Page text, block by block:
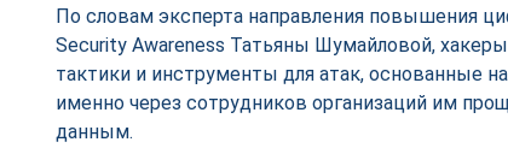
По словам эксперта направления повышения
Security Awareness Татьяны Шумайловой,
тактики и инструменты для атак, основанные
именно через сотрудников организаций им
данным.